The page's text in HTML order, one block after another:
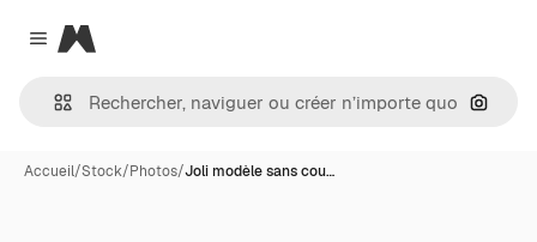
Close menu
Magnific
Accueil/Stock/Photos/Joli modèle sans cou…